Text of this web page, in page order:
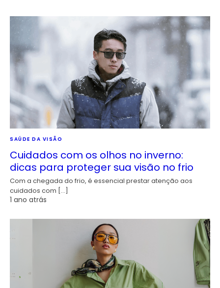
SAÚDE DA VISÃO
Cuidados com os olhos no inverno:
dicas para proteger sua visão no frio
Com a chegada do frio, é essencial prestar atenção aos
cuidados com […]
1 ano atrás